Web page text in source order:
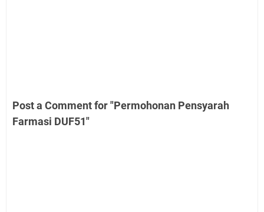
Post a Comment for "Permohonan Pensyarah
Farmasi DUF51"